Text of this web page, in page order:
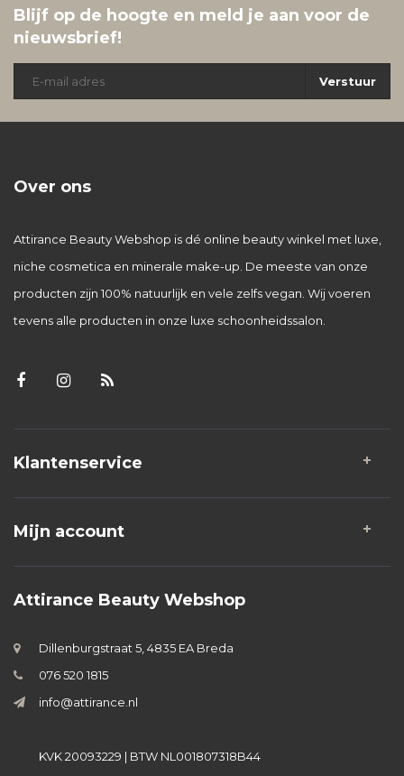
Blijf op de hoogte en meld je aan voor de
nieuwsbrief!
Verstuur
Over ons
Attirance Beauty Webshop is dé online beauty winkel met luxe,
niche cosmetica en minerale make-up. De meeste van onze
producten zijn 100% natuurlijk en vele zelfs vegan. Wij voeren
tevens alle producten in onze luxe schoonheidssalon.
Klantenservice
Mijn account
Attirance Beauty Webshop
Dillenburgstraat 5, 4835 EA Breda
076 520 1815
info@attirance.nl
KVK 20093229 | BTW NL001807318B44